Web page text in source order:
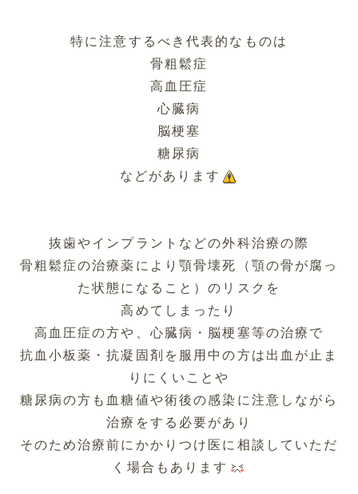
特に注意するべき代表的なものは
骨粗鬆症
高血圧症
心臓病
脳梗塞
糖尿病
などがあります
抜歯やインプラントなどの外科治療の際
骨粗鬆症の治療薬により顎骨壊死（顎の骨が腐っ
た状態になること）のリスクを
高めてしまったり
高血圧症の方や、心臓病・脳梗塞等の治療で
抗血小板薬・抗凝固剤を服用中の方は出血が止ま
りにくいことや
糖尿病の方も血糖値や術後の感染に注意しながら
治療をする必要があり
そのため治療前にかかりつけ医に相談していただ
く場合もあります